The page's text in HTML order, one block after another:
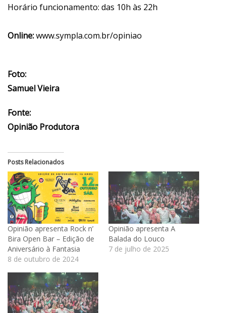
Horário funcionamento: das 10h às 22h
Online:www.sympla.com.br/opiniao
Foto:
Samuel Vieira
Fonte:
Opinião Produtora
Posts Relacionados
Opinião apresenta Rock n’
Bira Open Bar – Edição de
Aniversário à Fantasia
8 de outubro de 2024
Opinião apresenta A
Balada do Louco
7 de julho de 2025